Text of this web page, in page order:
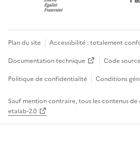
Plan du site Accessibilité : totalement
Documentation technique
Code
Politique de confidentialité
Conditions
Sauf mention contraire, tous les contenus de
etalab-2.0